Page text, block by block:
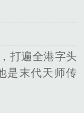
打遍全港字头
是末代天师传
庙堂江湖中，
辣，掀起江湖